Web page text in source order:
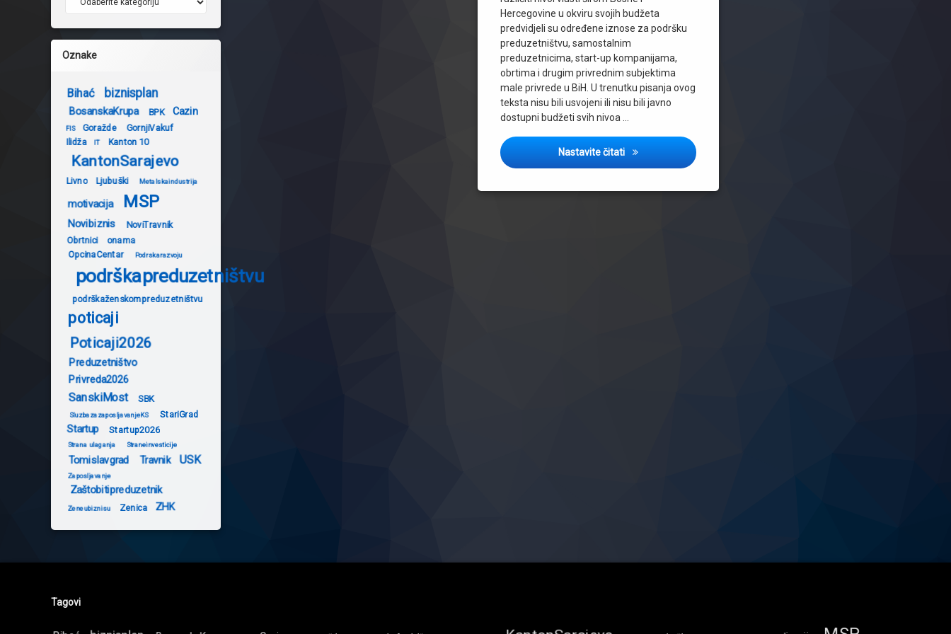
Hercegovine u okviru svojih budžeta
predvidjeli su određene iznose za podršku
preduzetništvu, samostalnim
preduzetnicima, start-up kompanijama,
obrtima i drugim privrednim subjektima
male privrede u BiH. U trenutku pisanja ovog
teksta nisu bili usvojeni ili nisu bili javno
dostupni budžeti svih nivoa …
Nastavite čitati POTICAJI PREDUZETNIŠTVU U KANTONIMA I OPĆINAMA U FEDERACIJI
Tomislavgrad
Tuzla
USK
Visoko
ZDK
Zenica
Živinice
Oznake
Bihać biznisplan
BosanskaKrupa BPK Cazin
FIS Goražde
GornjiVakuf
Ilidža
IT Kanton 10
KantonSarajevo
Livno Ljubuški Metalskaindustrija
motivacija MSP
Novibiznis
NoviTravnik
Obrtnici
onama
OpcinaCentar
Podrskarazvoju
podrškapreduzetništvu
podrškaženskompreduzetništvu
poticaji
Poticaji2026
Preduzetništvo
Privreda2026
SanskiMost SBK
SluzbazazaposljavanjeKS StariGrad
Startup Startup2026
Strana ulaganja Straneinvesticije
Tomislavgrad Travnik USK
Zaposljavanje
Zaštobitipreduzetnik
Zeneubiznisu Zenica ZHK
Tagovi